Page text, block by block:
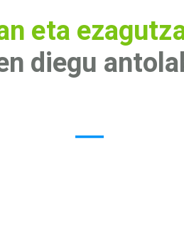
eta
diegu